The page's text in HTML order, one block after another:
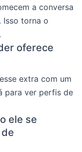
a conversa
Isso torna o
oferece
extra com um
para ver perfis de
ele se